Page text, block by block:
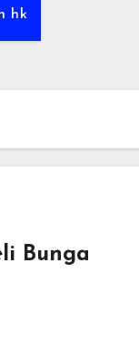
hk
Bunga